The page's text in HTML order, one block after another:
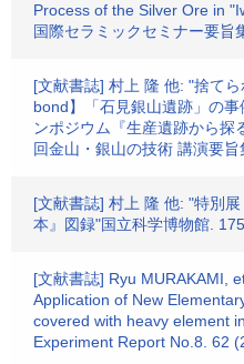
Process of the Silver Ore in
国際セラミックセミナー要旨
[文献書誌] 村上 隆 他: "捨て
bond】「石見銀山遺跡」の
ンポジウム『生産遺跡から探
回金山・銀山の技術 講演要
[文献書誌] 村上 隆 他: "特別
本』図録"国立科学博物館.
[文献書誌] Ryu MURAKAMI,
Application of New
covered with heavy element
Experiment Report No.8. 62